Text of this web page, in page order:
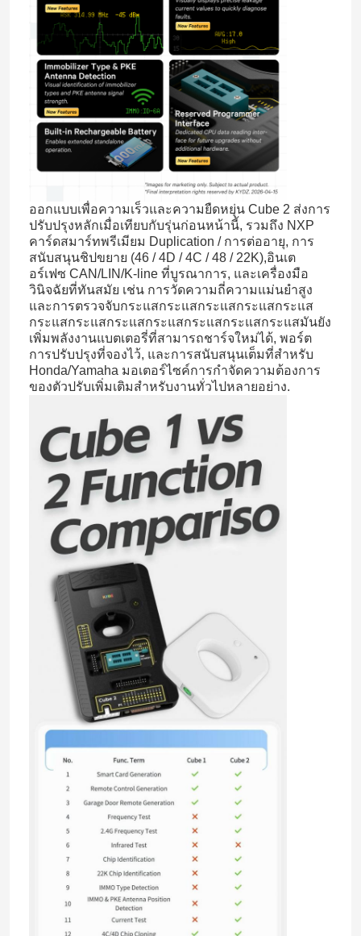
บ้าน
ผลิตภัณฑ์
วิดีโอ
เกี่ยวกับเรา
ทัวร์โรงงาน
ควบคุมคุณภาพ
ติดต่อเรา
ทุกกรณี
กุญแจรถยนต์
ออกแบบเพื่อความเร็วและความยืดหยุ่น Cube 2 ส่งการ
ปรับปรุงหลักเมื่อเทียบกับรุ่นก่อนหน้านี้, รวมถึง NXP
คาร์ดสมาร์ทพรีเมียม Duplication / การต่ออายุ, การ
สนับสนุนชิปขยาย (46 / 4D / 4C / 48 / 22K),อินเต
อร์เฟซ CAN/LIN/K-line ที่บูรณาการ, และเครื่องมือ
วินิจฉัยที่ทันสมัย เช่น การวัดความถี่ความแม่นยําสูง
และการตรวจจับกระแสกระแสกระแสกระแสกระแส
กระแสกระแสกระแสกระแสกระแสกระแสกระแสมันยัง
เพิ่มพลังงานแบตเตอรี่ที่สามารถชาร์จใหม่ได้, พอร์ต
การปรับปรุงที่จองไว้, และการสนับสนุนเต็มที่สําหรับ
Honda/Yamaha มอเตอร์ไซค์การกําจัดความต้องการ
ของตัวปรับเพิ่มเติมสําหรับงานทั่วไปหลายอย่าง.